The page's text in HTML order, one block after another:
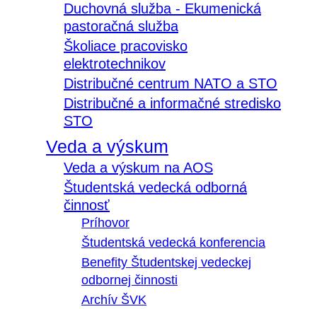
Duchovná služba - Ekumenická
pastoračná služba
Školiace pracovisko
elektrotechnikov
Distribučné centrum NATO a STO
Distribučné a informačné stredisko
STO
Veda a výskum
Veda a výskum na AOS
Študentská vedecká odborná
činnosť
Príhovor
Študentská vedecká konferencia
Benefity Študentskej vedeckej
odbornej činnosti
Archív ŠVK